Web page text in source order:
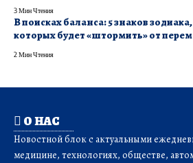
3 Мин Чтения
В поисках баланса: 5 знаков зодиака,
которых будет «штормить» от
2 Мин Чтения
О НАС
Новостной блок с актуальными
медицине, технологиях, обществе,